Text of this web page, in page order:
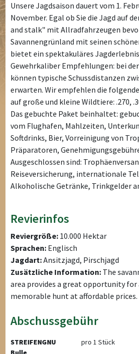
Unsere Jagdsaison dauert vom 1.
November. Egal ob Sie die Jagd auf
and stalk" mit Allradfahrzeugen
Savannengrünland mit seinen
bietet ein spektakuläres
Gewehrkaliber Empfehlungen: bei
können typische Schussdistanzen
erwarten. Wir empfehlen die
auf große und kleine Wildtiere: .270,
Das gebuchte Paket beinhaltet:
vom Flughafen, Mahlzeiten,
Softdrinks, Bier, Vorreinigung von
Präparatoren,
Ausgeschlossen sind:
Reiseversicherung, internationale
Alkoholische Getränke, Trinkgelder
Revierinfos
Reviergröße: 10.000 Hektar
Sprachen: Englisch
Jagdart:Ansitzjagd, Pirschjagd
Zusätzliche Information: The
area provides a great opportunity for
memorable hunt at affordable prices.
Abschussgebühr
STREIFENGNU
pro 1 Stück